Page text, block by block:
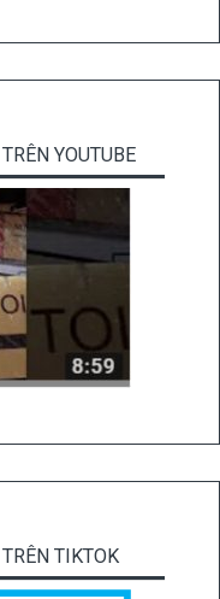
YOUTUBE
TIKTOK